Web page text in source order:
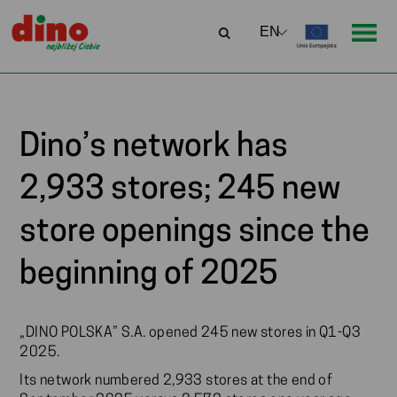
Dino’s network has
2,933 stores; 245 new
store openings since the
beginning of 2025
„DINO POLSKA” S.A. opened 245 new stores in Q1-Q3
2025.
Its network numbered 2,933 stores at the end of